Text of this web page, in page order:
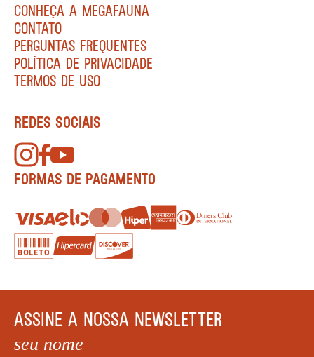
CONHEÇA A MEGAFAUNA
CONTATO
PERGUNTAS FREQUENTES
POLÍTICA DE PRIVACIDADE
TERMOS DE USO
REDES SOCIAIS
FORMAS DE PAGAMENTO
ASSINE A NOSSA NEWSLETTER